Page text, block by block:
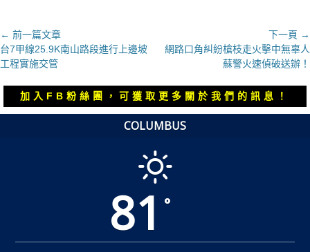
文
章
導
覽
← 前一篇文章
上
一
章：
台7甲線25.9K南山路段進行上邊坡
工程實施交管
下一頁 →
文
章：
網路口角糾紛槍枝走火擊中無辜人
蘇警火速偵破送辦！
加入FB粉絲團，可獲取更多關於我們的訊息！
COLUMBUS
81 °